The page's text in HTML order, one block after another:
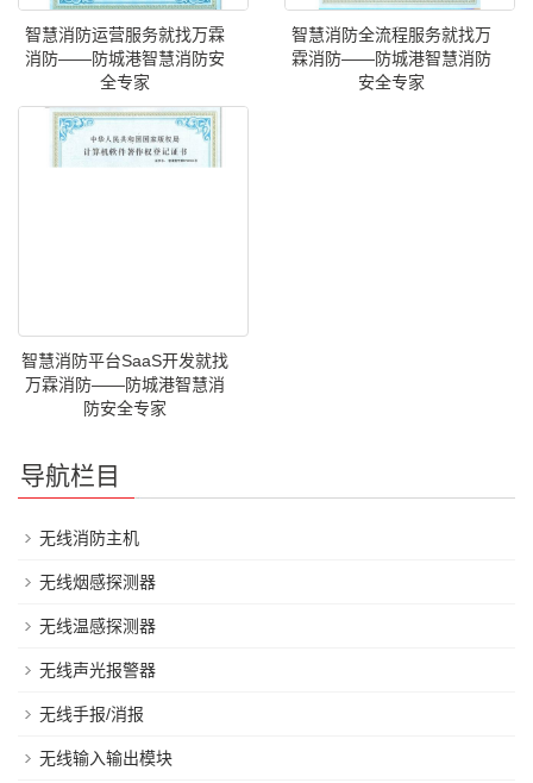
智慧消防运营服务就找万霖
消防——防城港智慧消防安
全专家
智慧消防全流程服务就找万
霖消防——防城港智慧消防
安全专家
智慧消防平台SaaS开发就找
万霖消防——防城港智慧消
防安全专家
导航栏目
无线消防主机
无线烟感探测器
无线温感探测器
无线声光报警器
无线手报/消报
无线输入输出模块